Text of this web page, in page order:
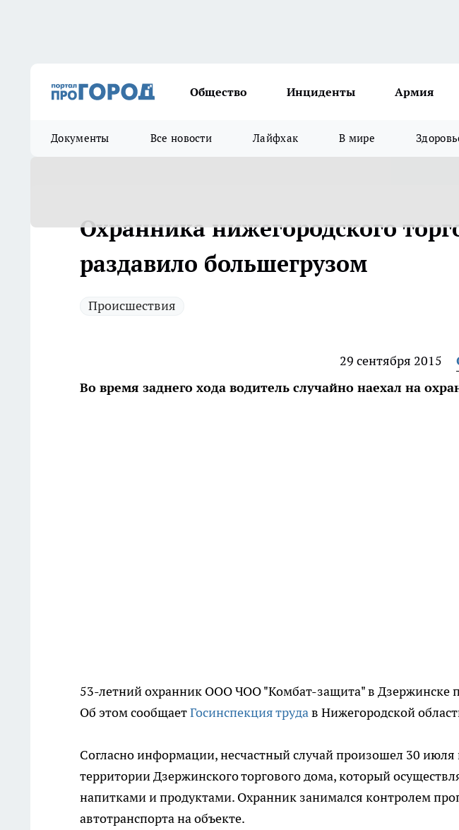
Общество Инциденты Армия
Документы Все новости Лайфхак В мире
Охранника нижегородского
раздавило большегрузом
Происшествия
29 сентября 2015
Во время заднего хода водитель случайно наехал на
53-летний охранник ООО ЧОО "Комбат-защита" в Дзержинске
Об этом сообщаетГосинспекция трудав Нижегородской
Согласно информации, несчастный случай произошел 30 июля
территории Дзержинского торгового дома, который
напитками и продуктами. Охранник занимался контролем
автотранспорта на объекте.